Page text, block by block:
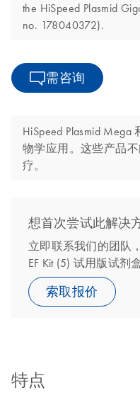
the HiSpeed Plasmid
no. 178040372).
需咨询
HiSpeed Plasmid Mega
物学应用。这些产品
疗。
想首次尝试此解决
立即联系我们的团队
EF Kit (5) 试用版试剂
索取报价
特点